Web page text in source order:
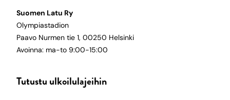
Suomen Latu Ry
Olympiastadion
Paavo Nurmen tie 1, 00250 Helsinki
Avoinna: ma-to 9:00-15:00
Tutustu ulkoilulajeihin